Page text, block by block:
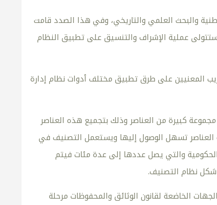
والبحث العلمي والتاريخي، وفي هذا الصدد قامت
قانون الوثائق والمحفوظات وستتولى عملية الإشراف والتنسيق على تطبيق النظام
المعنيين على طرق تطبيق مختلف أدوات نظام إدارة
كبيرة من العناصر وذلك بتجميع هذه العناصر
العناصر تسهل الوصول إليها ويستعمل التصنيف في
والتي يصل عددها إلى عدة مئات فيتم
شكل نظام التصنيف.
الخاضعة لقانون الوثائق والمحفوظات مرحلة